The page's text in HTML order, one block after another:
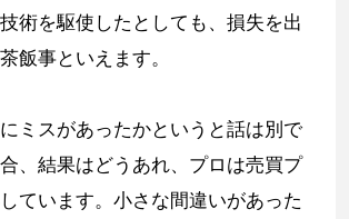
術を駆使したとしても、損失を出
飯事といえます。
ミスがあったかというと話は別で
、結果はどうあれ、プロは売買プ
ています。小さな間違いがあった